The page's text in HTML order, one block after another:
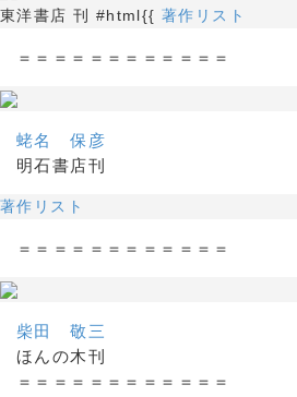
東洋書店 刊 #html{{ 著作リスト
＝＝＝＝＝＝＝＝＝＝＝＝
蛯名 保彦
明石書店刊
著作リスト
＝＝＝＝＝＝＝＝＝＝＝＝
柴田 敬三
ほんの木刊
＝＝＝＝＝＝＝＝＝＝＝＝